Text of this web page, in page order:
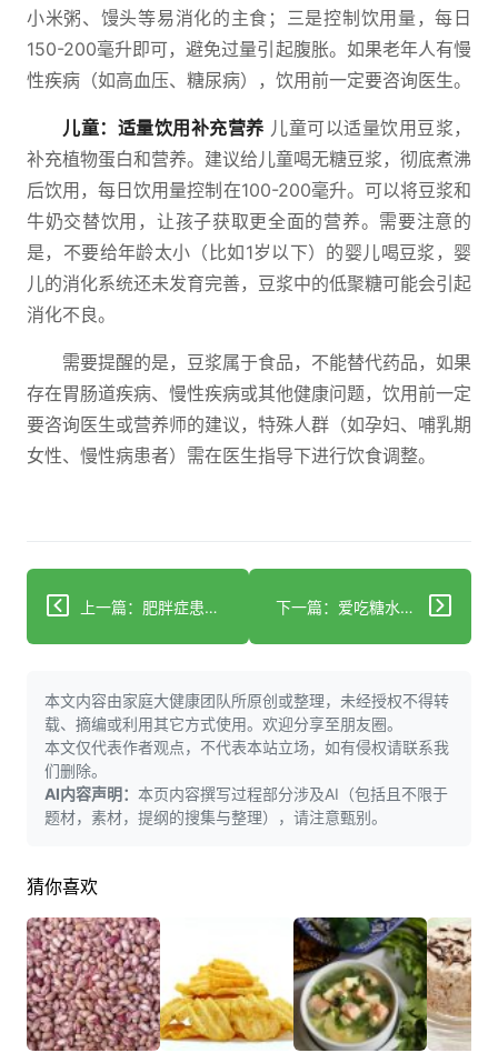
小米粥、馒头等易消化的主食；三是控制饮用量，每日
150-200毫升即可，避免过量引起腹胀。如果老年人有慢
性疾病（如高血压、糖尿病），饮用前一定要咨询医生。
儿童：适量饮用补充营养 儿童可以适量饮用豆浆，
补充植物蛋白和营养。建议给儿童喝无糖豆浆，彻底煮沸
后饮用，每日饮用量控制在100-200毫升。可以将豆浆和
牛奶交替饮用，让孩子获取更全面的营养。需要注意的
是，不要给年龄太小（比如1岁以下）的婴儿喝豆浆，婴
儿的消化系统还未发育完善，豆浆中的低聚糖可能会引起
消化不良。
需要提醒的是，豆浆属于食品，不能替代药品，如果
存在胃肠道疾病、慢性疾病或其他健康问题，饮用前一定
要咨询医生或营养师的建议，特殊人群（如孕妇、哺乳期
女性、慢性病患者）需在医生指导下进行饮食调整。
上一篇：肥胖症患者喝铁观音辅助减肥？4个科学要点帮你避坑 下一篇：爱吃糖水荷包蛋？这3个健康细节别忽略
本文内容由家庭大健康团队所原创或整理，未经授权不得转
载、摘编或利用其它方式使用。欢迎分享至朋友圈。
本文仅代表作者观点，不代表本站立场，如有侵权请联系我
们删除。
AI内容声明： 本页内容撰写过程部分涉及AI（包括且不限于
题材，素材，提纲的搜集与整理），请注意甄别。
猜你喜欢